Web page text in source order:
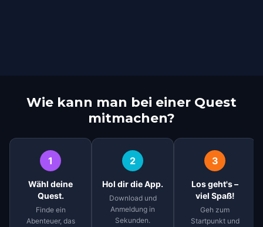
Wie kann man bei einer Quest
mitmachen?
1
Wähl deine
Quest.
Finde ein
Abenteuer, das
2
Hol dir die App.
Download und
Anmeldung in
Sekunden.
3
Los geht's –
viel Spaß!
Geh zum
Startpunkt und